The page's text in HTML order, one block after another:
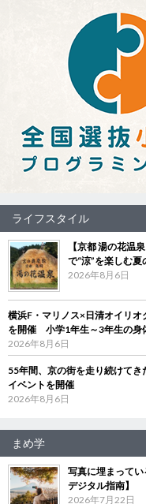
ライフスタイル
【京都 湯の花温
で“涼”を楽しむ
2026年8月6日
横浜F・マリノス×日清オイリオ
を開催 小学1年生～3年生の身
2026年8月6日
55年間、京の街を走り続けて
イベントを開催
2026年8月6日
まめ学
写真に埋まって
デジタル指南】
2026年7月22日